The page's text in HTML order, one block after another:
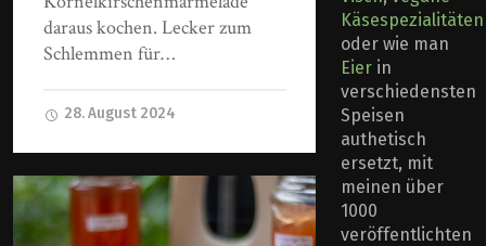
daraus kochen. Lecker zum
Schlemmen für…
28. August 2024
Käsespezialitäten
oder wie man
Eierin
verschiedensten
Speisen
authetisch
ersetzt, mit
meinen über
1000
veröffentlichten